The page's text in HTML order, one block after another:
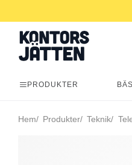
PRODUKTER
Hem Produkter Teknik